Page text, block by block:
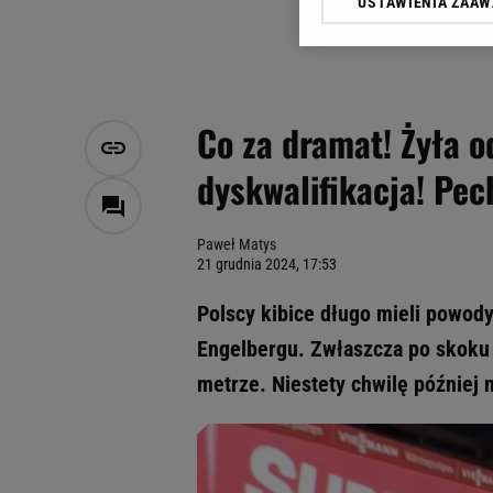
Co za dramat! Żyła
dyskwalifikacja!
Paweł Matys
21 grudnia 2024, 17:53
Polscy kibice długo mieli
Engelbergu. Zwłaszcza po
metrze. Niestety chwilę później
Klikając „Akceptuję”
Zaufanych Partnerów i
My, nasi Zaufani
Użycie dokładnych
Przechowywanie
badnie odbiorców i